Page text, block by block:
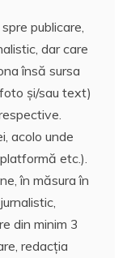
publicare,
dar care
însă sursa
și/sau text)
acolo unde
etc.).
în măsura în
din minim 3
redacția